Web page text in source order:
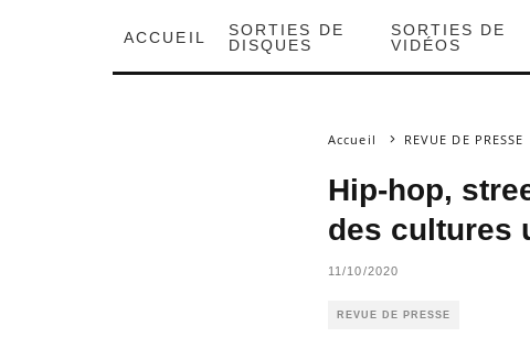
ACCUEIL
SORTIES DE
DISQUES
SORTIES DE
VIDÉOS
Accueil REVUE DE PRESSE
Hip-hop,
des cultures
11/10/2020
REVUE DE PRESSE